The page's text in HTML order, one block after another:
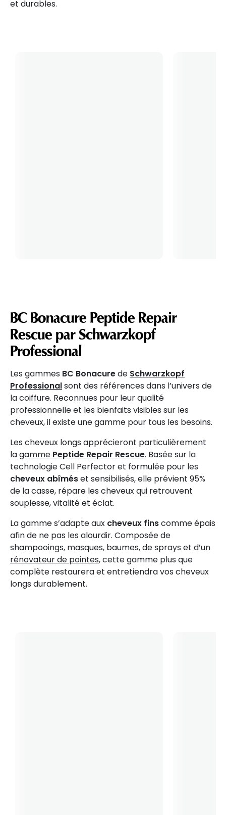
et durables.
BC Bonacure Peptide Repair
Rescue par Schwarzkopf
Professional
Les gammes BC Bonacurede Schwarzkopf
Professionalsont des références dans l’univers de
la coiffure. Reconnues pour leur qualité
professionnelle et les bienfaits visibles sur les
cheveux, il existe une gamme pour tous les besoins.
Les cheveux longs apprécieront particulièrement
lagamme Peptide Repair Rescue. Basée sur la
technologie Cell Perfector et formulée pour les
cheveux abîméset sensibilisés, elle prévient 95%
de la casse, répare les cheveux qui retrouvent
souplesse, vitalité et éclat.
La gamme s’adapte aux cheveux finscomme épais
afin de ne pas les alourdir. Composée de
shampooings, masques, baumes, de sprays et d’un
rénovateur de pointes, cette gamme plus que
complète restaurera et entretiendra vos cheveux
longs durablement.